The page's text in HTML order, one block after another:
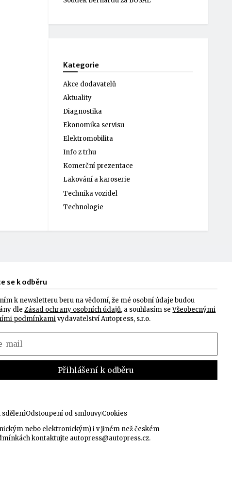
Kategorie
Akce dodavatelů
Aktuality
Diagnostika
Ekonomika servisu
Elektromobilita
Info z trhu
Komerční prezentace
Lakování a karoserie
Technika vozidel
Technologie
se k odběru
k newsletteru beru na vědomí, že mé osobní údaje budou
dleZásad ochrany osobních údajů, a souhlasím seVšeobecnými
podmínkamivydavatelství Autopress, s.r.o.
sděleníOdstoupení od smlouvyCookies
nebo elektronickým) i v jiném než českém
kontaktujte autopress@autopress.cz.